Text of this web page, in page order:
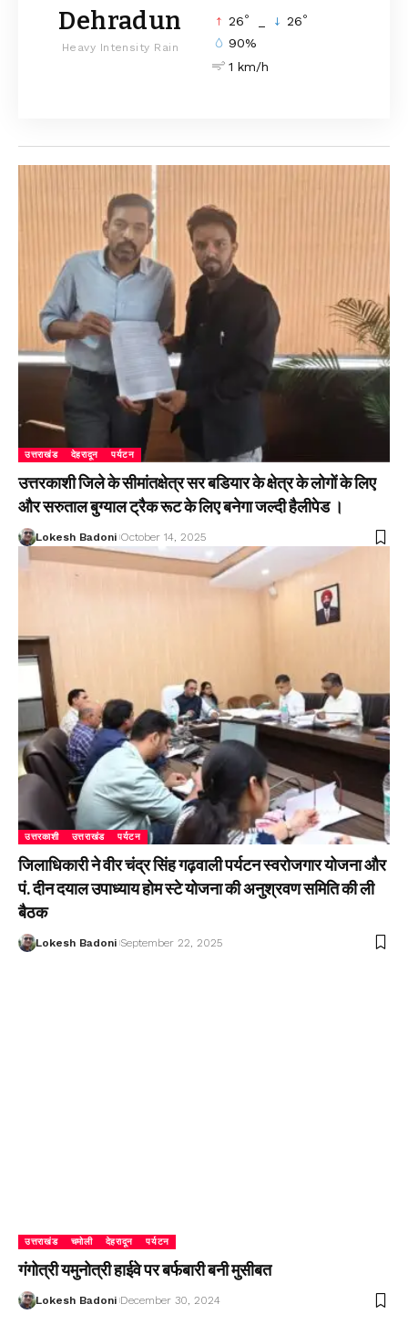
Dehradun
Heavy Intensity Rain
26° 26°
90%
1 km/h
उत्तराखंड देहरादून पर्यटन
उत्तरकाशी जिले के सीमांतक्षेत्र सर बडियार के क्षेत्र के लोगों के लिए
और सरुताल बुग्याल ट्रैक रूट के लिए बनेगा जल्दी हैलीपेड ।
Lokesh Badoni October 14, 2025
उत्तरकाशी उत्तराखंड पर्यटन
जिलाधिकारी ने वीर चंद्र सिंह गढ़वाली पर्यटन स्वरोजगार योजना और
पं. दीन दयाल उपाध्याय होम स्टे योजना की अनुश्रवण समिति की ली
बैठक
Lokesh Badoni September 22, 2025
उत्तराखंड चमोली देहरादून पर्यटन
गंगोत्री यमुनोत्री हाईवे पर बर्फबारी बनी मुसीबत
Lokesh Badoni December 30, 2024